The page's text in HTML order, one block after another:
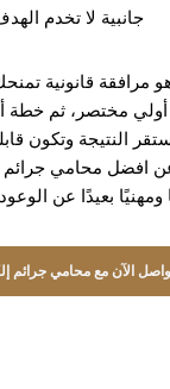
جانبية لا تخدم
مرافقة قانونية
مختصر، ثم خطة
النتيجة وتكون
افضل محامي جرائم
ومهنيًا بعيدًا عن
الآن مع محامي جرائم